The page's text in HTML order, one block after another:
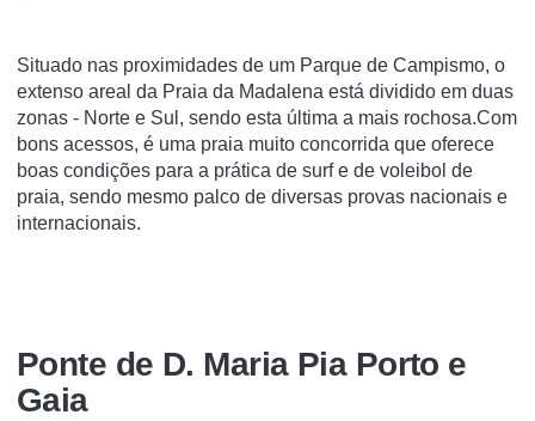
Situado nas proximidades de um Parque de Campismo, o
extenso areal da Praia da Madalena está dividido em duas
zonas - Norte e Sul, sendo esta última a mais rochosa.Com
bons acessos, é uma praia muito concorrida que oferece
boas condições para a prática de surf e de voleibol de
praia, sendo mesmo palco de diversas provas nacionais e
internacionais.
Ponte de D. Maria Pia Porto e
Gaia